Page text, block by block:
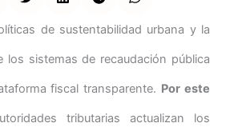
de sustentabilidad urbana y la
los sistemas de recaudación pública
fiscal transparente. Por este
tributarias actualizan los